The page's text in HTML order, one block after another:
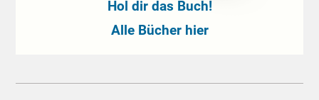
Hol dir das Buch!
Alle Bücher hier